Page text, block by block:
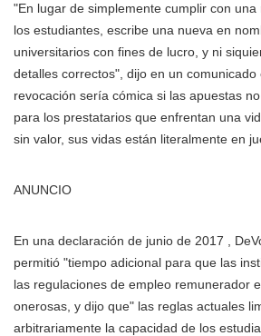
"En lugar de simplemente cumplir con
los estudiantes, escribe una nueva en
universitarios con fines de lucro, y ni
detalles correctos", dijo en un comunicado
revocación sería cómica si las apuestas
para los prestatarios que enfrentan una
sin valor, sus vidas están literalmente en
ANUNCIO
En una declaración de junio de 2017 ,
permitió "tiempo adicional para que las
las regulaciones de empleo remunerador
onerosas, y dijo que" las reglas actuales
arbitrariamente la capacidad de los